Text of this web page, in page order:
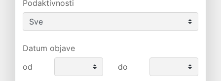
Podaktivnosti
Datum objave
od
do